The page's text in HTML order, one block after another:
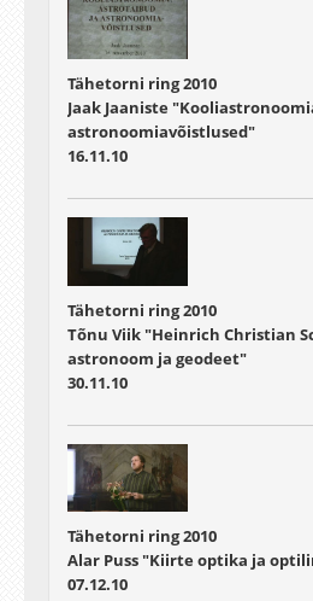
Tähetorni ring 2010
Jaak Jaaniste
astronoomiavõistlused"
16.11.10
Tähetorni ring 2010
Tõnu Viik "Heinrich Christian
astronoom ja geodeet"
30.11.10
Tähetorni ring 2010
Alar Puss "Kiirte optika ja
07.12.10